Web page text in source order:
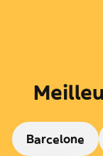
Barcelone